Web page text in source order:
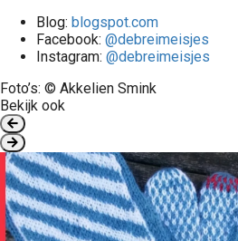
Blog: blogspot.com
Facebook: @debreimeisjes
Instagram: @debreimeisjes
Foto’s: © Akkelien Smink
Bekijk ook